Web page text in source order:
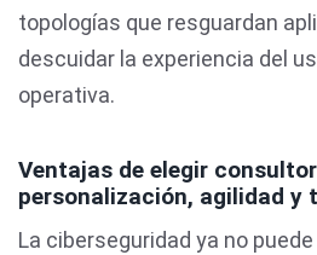
topologías que resguardan
descuidar la experiencia del
operativa.
Ventajas de elegir
personalización, agilidad y
La ciberseguridad ya no